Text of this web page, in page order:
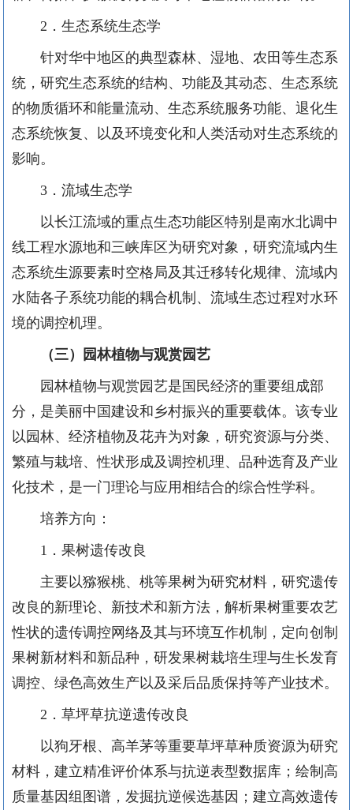
2 ．生态系统生态学
针对华中地区的典型森林、湿地、农田等生态系
统，研究生态系统的结构、功能及其动态、生态系统
的物质循环和能量流动、生态系统服务功能、退化生
态系统恢复、以及环境变化和人类活动对生态系统的
影响。
3 ．流域生态学
以长江流域的重点生态功能区特别是南水北调中
线工程水源地和三峡库区为研究对象，研究流域内生
态系统生源要素时空格局及其迁移转化规律、流域内
水陆各子系统功能的耦合机制、流域生态过程对水环
境的调控机理。
（三）园林植物与观赏园艺
园林植物与观赏园艺是国民经济的重要组成部
分，是美丽中国建设和乡村振兴的重要载体。该专业
以园林、经济植物及花卉为对象，研究资源与分类、
繁殖与栽培、性状形成及调控机理、品种选育及产业
化技术，是一门理论与应用相结合的综合性学科。
培养方向：
1 ．果树遗传改良
主要以猕猴桃、桃等果树为研究材料，研究遗传
改良的新理论、新技术和新方法，解析果树重要农艺
性状的遗传调控网络及其与环境互作机制，定向创制
果树新材料和新品种，研发果树栽培生理与生长发育
调控、绿色高效生产以及采后品质保持等产业技术。
2 ．草坪草抗逆遗传改良
以狗牙根、高羊茅等重要草坪草种质资源为研究
材料，建立精准评价体系与抗逆表型数据库；绘制高
质量基因组图谱，发掘抗逆候选基因；建立高效遗传